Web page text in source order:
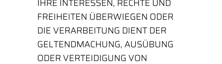
IHRE INTERESSEN, RECHTE UND
FREIHEITEN ÜBERWIEGEN ODER
DIE VERARBEITUNG DIENT DER
GELTENDMACHUNG, AUSÜBUNG
ODER VERTEIDIGUNG VON